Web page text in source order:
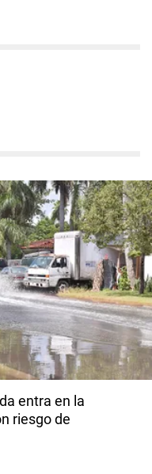
entra en la
riesgo de